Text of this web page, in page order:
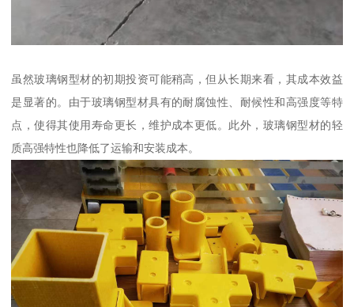
虽然玻璃钢型材的初期投资可能稍高，但从长期来看，其成本效益
是显著的。由于玻璃钢型材具有的耐腐蚀性、耐候性和高强度等特
点，使得其使用寿命更长，维护成本更低。此外，玻璃钢型材的轻
质高强特性也降低了运输和安装成本。